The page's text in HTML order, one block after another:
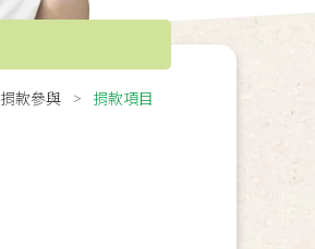
捐款參與 捐款項目